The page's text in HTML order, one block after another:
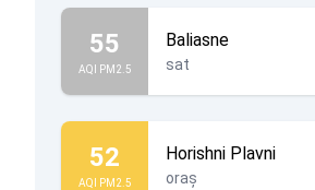
55
AQI PM2.5
Baliasne
sat
52
AQI PM2.5
Horishni Plavni
oraș